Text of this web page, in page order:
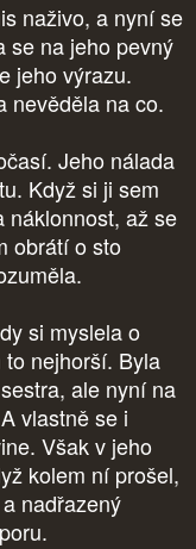
naživo, a nyní se
se na jeho pevný
jeho výrazu.
nevěděla na co.
Jeho nálada
Když si ji sem
náklonnost, až se
obrátí o sto
si myslela o
nejhorší. Byla
ale nyní na
vlastně se i
Však v jeho
kolem ní prošel,
nadřazený